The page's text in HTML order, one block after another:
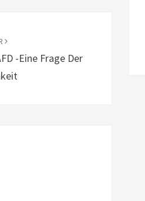
-Eine Frage Der